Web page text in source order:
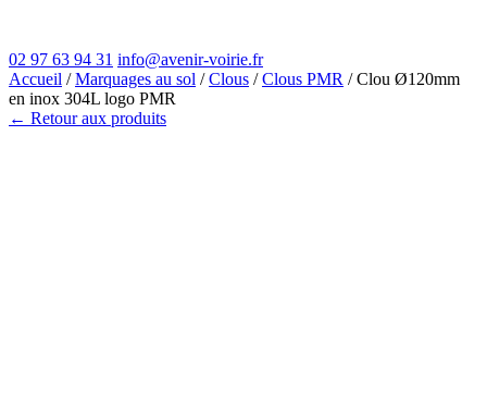
02 97 63 94 31 info@avenir-voirie.fr
Accueil /Marquages au sol /Clous /Clous PMR / Clou Ø120mm
en inox 304L logo PMR
← Retour aux produits